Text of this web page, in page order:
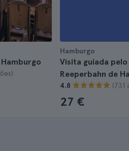
Hamburgo
Visita guiada
Reeperbahn de
4.8 (731
27 €